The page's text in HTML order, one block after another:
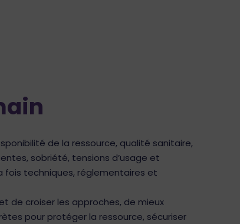
de la ressource, qualité sanitaire,
sobriété, tensions d’usage et
fois techniques, réglementaires et
de croiser les approches, de mieux
pour protéger la ressource, sécuriser